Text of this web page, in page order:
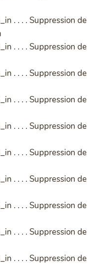
. . . . Suppression de
. . . . Suppression de
. . . . Suppression de
. . . . Suppression de
. . . . Suppression de
. . . . Suppression de
. . . . Suppression de
. . . . Suppression de
. . . . Suppression de
. . . . Suppression de